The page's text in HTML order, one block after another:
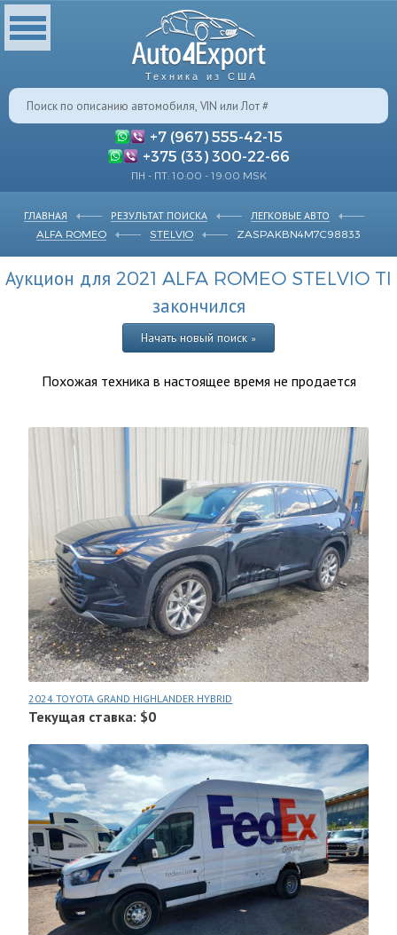
Техника из США
+7 (967) 555-42-15
+375 (33) 300-22-66
ПН - ПТ: 10:00 - 19:00 MSK
ГЛАВНАЯ РЕЗУЛЬТАТ ПОИСКА
ЛЕГКОВЫЕ АВТО
ALFA ROMEO
STELVIO ZASPAKBN4M7C98833
Аукцион для 2021 ALFA ROMEO STELVIO TI
закончился
Начать новый поиск »
Похожая техника в настоящее время не продается
2024 TOYOTA GRAND HIGHLANDER HYBRID
Текущая ставка: $0